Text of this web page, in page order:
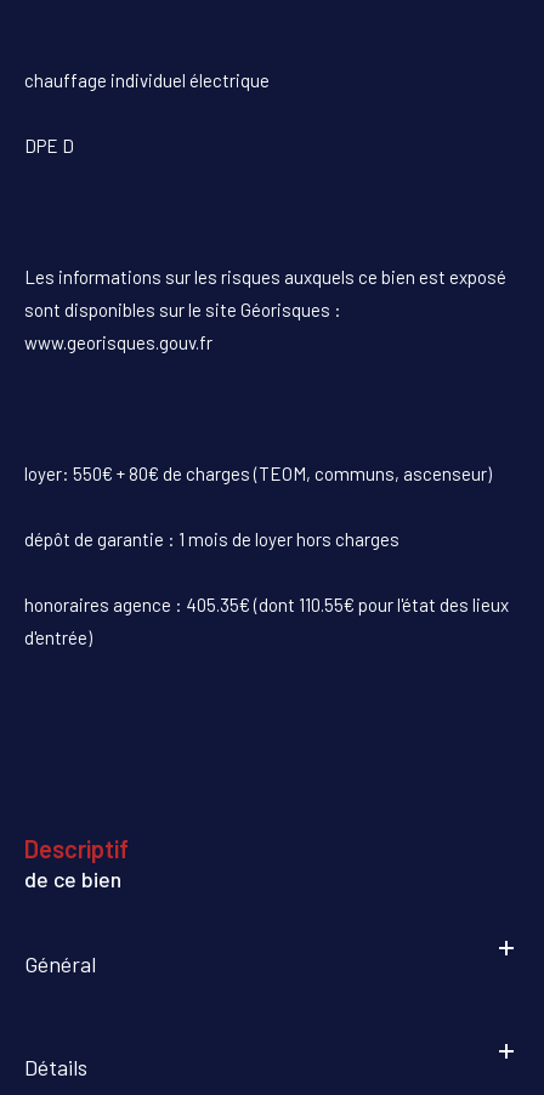
chauffage individuel électrique
DPE D
Les informations sur les risques auxquels ce bien est exposé
sont disponibles sur le site Géorisques :
www.georisques.gouv.fr
loyer: 550€ + 80€ de charges (TEOM, communs, ascenseur)
dépôt de garantie : 1 mois de loyer hors charges
honoraires agence : 405.35€ (dont 110.55€ pour l'état des lieux
d'entrée)
descriptif
de ce bien
Général
Détails